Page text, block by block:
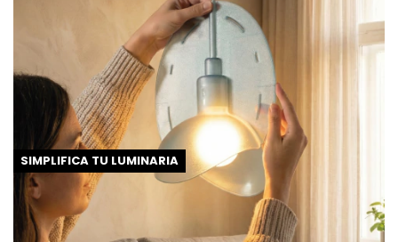
SIMPLIFICA TU LUMINARIA